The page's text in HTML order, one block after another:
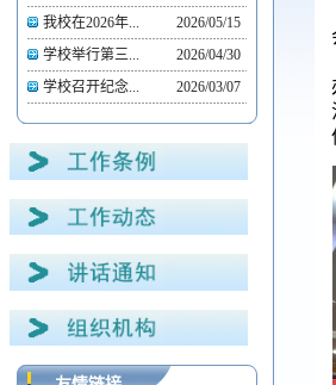
我校在2026年...
2026/05/15
学校举行第三...
2026/04/30
学校召开纪念...
2026/03/07